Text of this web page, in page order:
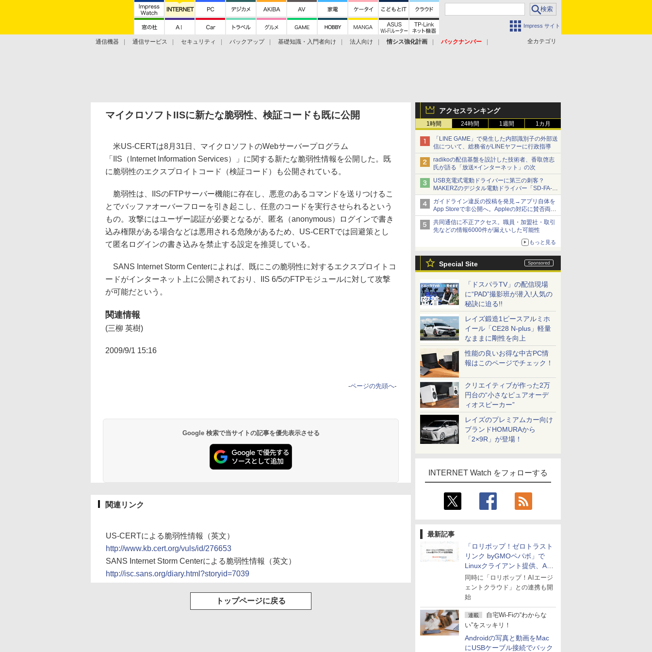
Impress サイト
全カテゴリ
通信機器 通信サービス セキュリティ バックアップ 基礎知識・入門者向け 法人向け 情シス強化計画
バックナンバー
アクセスランキング
1時間 24時間 1週間 1カ月
「LINE GAME」で発生した内部識別子の外部送
信について、総務省がLINEヤフーに行政指導
radikoの配信基盤を設計した技術者、香取啓志
氏が語る「放送×インターネット」の次
USB充電式電動ドライバーに第三の刺客？
MAKERZのデジタル電動ドライバー「SD-FA-
2000L」を、ベッセル、パナソニックと比較し
てみた 【テレワークグッズ・ミニレビュー 第
165回】
ガイドライン違反の投稿を発見→アプリ自体を
App Storeで非公開へ。Appleの対応に賛否両論
【やじうまWatch】
共同通信に不正アクセス。職員・加盟社・取引
先などの情報6000件が漏えいした可能性
もっと見る
Special Site
「ドスパラTV」の配信現場
に“PAD”撮影班が潜入!人気の
秘訣に迫る!!
レイズ鍛造1ピースアルミホ
イール「CE28 N-plus」軽量
なままに剛性を向上
性能の良いお得な中古PC情
報はこのページでチェック！
クリエイティブが作った2万
円台の“小さなピュアオーデ
ィオスピーカー”
レイズのプレミアムカー向け
ブランドHOMURAから
「2×9R」が登場！
INTERNET Watch をフォローする
最新記事
「ロリポップ！ゼロトラスト
リンク byGMOペパボ」で
Linuxクライアント提供、AI
エージェントの接続が容易に
同時に「ロリポップ！AIエージ
ェントクラウド」との連携も開
始
連載
自宅Wi-Fiの“わからな
い”をスッキリ！
Androidの写真と動画をMac
にUSBケーブル接続でバック
マイクロソフトIISに新たな脆弱性、検証コードも既に公開
米US-CERTは8月31日、マイクロソフトのWebサーバープログラム
「IIS（Internet Information Services）」に関する新たな脆弱性情報を公開した。既
に脆弱性のエクスプロイトコード（検証コード）も公開されている。
脆弱性は、IISのFTPサーバー機能に存在し、悪意のあるコマンドを送りつけるこ
とでバッファオーバーフローを引き起こし、任意のコードを実行させられるという
もの。攻撃にはユーザー認証が必要となるが、匿名（anonymous）ログインで書き
込み権限がある場合などは悪用される危険があるため、US-CERTでは回避策とし
て匿名ログインの書き込みを禁止する設定を推奨している。
SANS Internet Storm Centerによれば、既にこの脆弱性に対するエクスプロイトコ
ードがインターネット上に公開されており、IIS 6/5のFTPモジュールに対して攻撃
が可能だという。
関連情報
(三柳 英樹)
2009/9/1 15:16
-ページの先頭へ-
Google 検索で当サイトの記事を優先表示させる
関連リンク
US-CERTによる脆弱性情報（英文）
http://www.kb.cert.org/vuls/id/276653
SANS Internet Storm Centerによる脆弱性情報（英文）
http://isc.sans.org/diary.html?storyid=7039
トップページに戻る